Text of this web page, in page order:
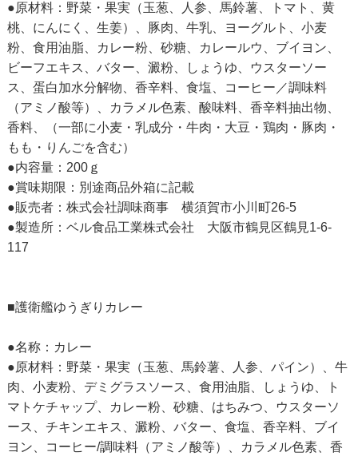
●原材料：野菜・果実（玉葱、人参、馬鈴薯、トマト、黄
桃、にんにく、生姜）、豚肉、牛乳、ヨーグルト、小麦
粉、食用油脂、カレー粉、砂糖、カレールウ、ブイヨン、
ビーフエキス、バター、澱粉、しょうゆ、ウスターソー
ス、蛋白加水分解物、香辛料、食塩、コーヒー／調味料
（アミノ酸等）、カラメル色素、酸味料、香辛料抽出物、
香料、（一部に小麦・乳成分・牛肉・大豆・鶏肉・豚肉・
もも・りんごを含む）
●内容量：200ｇ
●賞味期限：別途商品外箱に記載
●販売者：株式会社調味商事 横須賀市小川町26-5
●製造所：ベル食品工業株式会社 大阪市鶴見区鶴見1-6-
117
■護衛艦ゆうぎりカレー
●名称：カレー
●原材料：野菜・果実（玉葱、馬鈴薯、人参、パイン）、牛
肉、小麦粉、デミグラスソース、食用油脂、しょうゆ、ト
マトケチャップ、カレー粉、砂糖、はちみつ、ウスターソ
ース、チキンエキス、澱粉、バター、食塩、香辛料、ブイ
ヨン、コーヒー/調味料（アミノ酸等）、カラメル色素、香